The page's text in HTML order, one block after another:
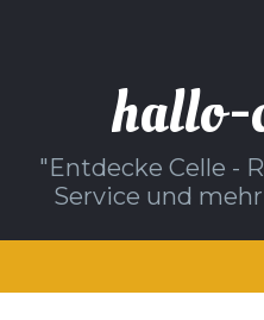
hallo-
"Entdecke Celle -
Service und